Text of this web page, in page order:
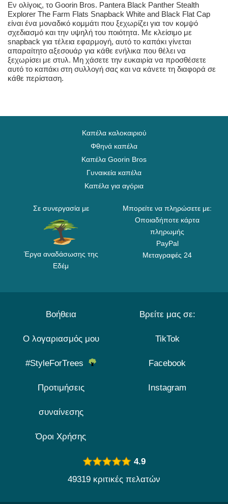
Εν ολίγοις, το Goorin Bros. Pantera Black Panther Stealth
Explorer The Farm Flats Snapback White and Black Flat Cap
είναι ένα μοναδικό κομμάτι που ξεχωρίζει για τον κομψό
σχεδιασμό και την υψηλή του ποιότητα. Με κλείσιμο με
snapback για τέλεια εφαρμογή, αυτό το καπάκι γίνεται
απαραίτητο αξεσουάρ για κάθε ενήλικα που θέλει να
ξεχωρίσει με στυλ. Μη χάσετε την ευκαιρία να προσθέσετε
αυτό το καπάκι στη συλλογή σας και να κάνετε τη διαφορά σε
κάθε περίσταση.
Καπέλα καλοκαιριού
Φθηνά καπέλα
Καπέλα Goorin Bros
Γυναικεία καπέλα
Καπέλα για αγόρια
Σε συνεργασία με
Έργα αναδάσωσης της
Εδέμ
Μπορείτε να πληρώσετε με:
Οποιαδήποτε κάρτα
πληρωμής
PayPal
Μεταγραφές 24
Βοήθεια
Ο λογαριασμός μου
#StyleForTrees
Προτιμήσεις
συναίνεσης
Όροι Χρήσης
Βρείτε μας σε:
TikTok
Facebook
Instagram
4.9
49319 κριτικές πελατών